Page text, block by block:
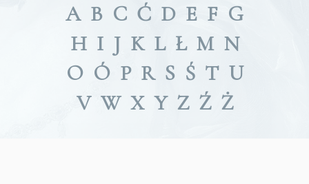
A B C Ć D E F G
H I J K L Ł M N
O Ó P R S Ś T U
V W X Y Z Ź Ż